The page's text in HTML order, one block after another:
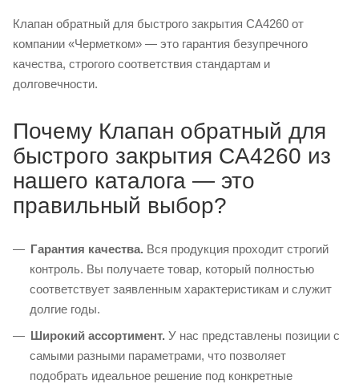
Клапан обратный для быстрого закрытия CA4260 от
компании «Черметком» — это гарантия безупречного
качества, строгого соответствия стандартам и
долговечности.
Почему Клапан обратный для
быстрого закрытия CA4260 из
нашего каталога — это
правильный выбор?
Гарантия качества. Вся продукция проходит строгий
контроль. Вы получаете товар, который полностью
соответствует заявленным характеристикам и служит
долгие годы.
Широкий ассортимент. У нас представлены позиции с
самыми разными параметрами, что позволяет
подобрать идеальное решение под конкретные